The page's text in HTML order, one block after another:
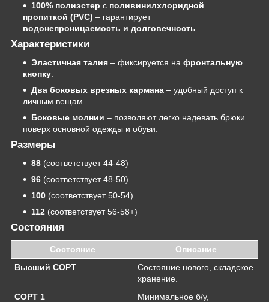
100% полиэстер с поливинилхлоридной
пропиткой (PVC) – гарантирует
водонепроницаемость и долговечность.
Характеристики
Эластичная талия – фиксируется на фронтальную
кнопку
Два боковых врезных кармана – удобный доступ к
личным вещам.
Боковые молнии – позволяют легко надевать брюки
поверх основной одежды и обуви.
Размеры
88 (соответствует 44-48)
96 (соответствует 48-50)
100 (соответствует 50-54)
112 (соответствует 56-58+)
Состояния
Состояние
Описание
Высший СОРТ
Состояние нового, складское
хранение.
СОРТ 1
Минимальное б/у,